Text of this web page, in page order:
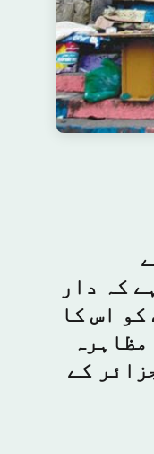
کہ دار
اس کا
کے